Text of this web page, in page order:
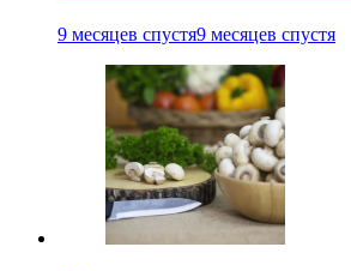
9 месяцев спустя9 месяцев спустя